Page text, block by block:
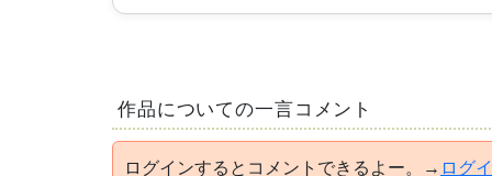
作品についての一言コメント
ログインするとコメントできるよー。→ ログ